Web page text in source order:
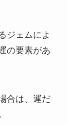
ジェムによ
の要素があ
合は、運だ